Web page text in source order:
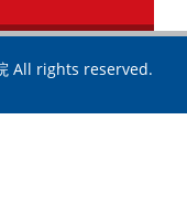
All rights reserved.